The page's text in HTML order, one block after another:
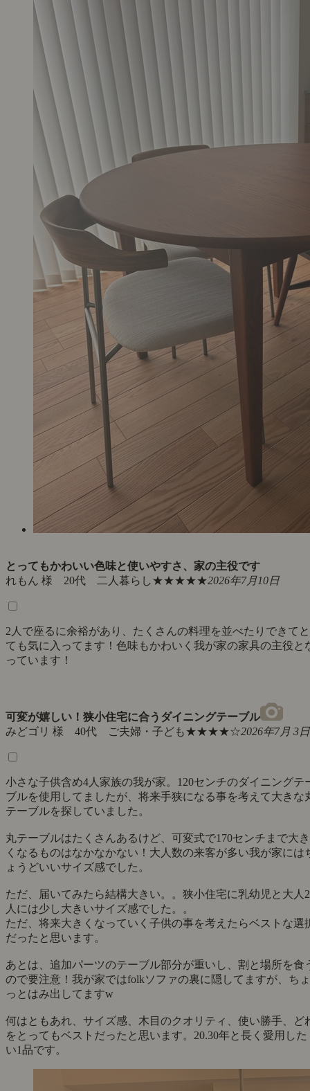
とってもかわいい色味と使いやすさ、家の主役です
れもん 様 20代 二人暮らし★★★★★2026年7月10日
2人で座るに余裕があり、たくさんの料理を並べたりできてと
ても気に入ってます！色味もかわいく我が家の家具の主役と
っています！
可変が嬉しい！狭小住宅に合うダイニングテーブル
みどゴリ 様 40代 ご夫婦・子ども★★★★☆2026年7月 3日
小さな子供含め4人家族の我が家。120センチのダイニングテ
ブルを使用してましたが、将来手狭になる事を考えて大きな
テーブルを探していました。
丸テーブルはたくさんあるけど、可変式で170センチまで大き
くなるものはなかなかない！大人数の来客が多い我が家には
ょうどいいサイズ感でした。
ただ、届いてみたら結構大きい。。狭小住宅に乳幼児と大人2
人には少し大きいサイズ感でした。。
ただ、将来大きくなっていく子供の事を考えたらベストな選
だったと思います。
あとは、追加パーツのテーブル部分が重いし、割と場所を食
ので要注意！我が家ではfolkソファの裏に隠してますが、ちょ
っとはみ出してますw
何はともあれ、サイズ感、木目のクオリティ、使い勝手、ど
をとってもベストだったと思います。20.30年と長く愛用した
い1品です。